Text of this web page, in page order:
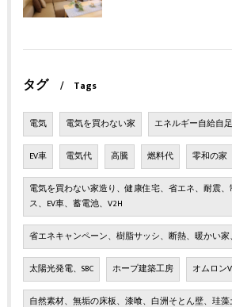
タグ Tags
電気 電気を買わない家 エネルギー自給自
EV車 電気代 高騰 燃料代 零和の家
電気を買わない家造り、健康住宅、省エネ、耐震
ス、EV車、蓄電池、V2H
省エネキャンペーン、樹脂サッシ、断熱、暖かい家、
太陽光発電、SBC ホープ建築工房 オムロン
自然素材、無垢の床板、漆喰、白洲そとん壁、珪藻